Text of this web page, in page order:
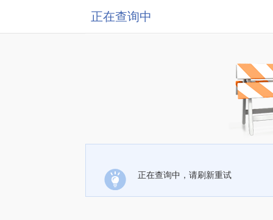
正在查询中
正在查询中，请刷新重试